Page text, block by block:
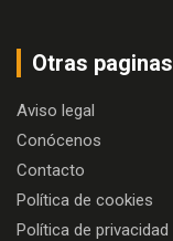
Otras paginas
Aviso legal
Conócenos
Contacto
Política de cookies
Política de privacidad